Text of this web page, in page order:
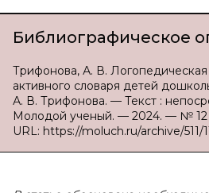
Библиографическое
Трифонова, А. В.
активного словаря детей
А. В. Трифонова. — Текст :
Молодой ученый. — 2024. — № 12
URL: https://moluch.ru/archive/511/